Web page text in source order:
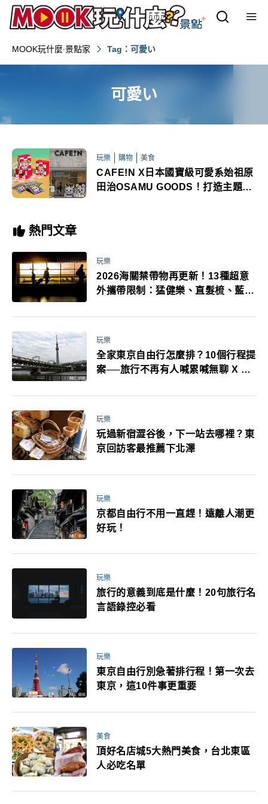
MOOK玩什麼‧景點家 Tag：可愛い
可愛い
玩樂 購物 美食
CAFE!N X日本國寶級可愛系始祖原
田治OSAMU GOODS！打造主題門
熱門文章
玩樂
2026海關禁帶物再更新！13種超意
外攜帶限制：猛健樂、直髮梳、藍牙
萬！注意事項一次看！
玩樂
全家東京自由行怎麼排？10個行程提
案──旅行不再有人喊累喊無聊 X 爸
玩樂
玩過新宿澀谷後，下一站去哪裡？東
京回訪客最推薦下北澤
玩樂
京都自由行不用一直趕！遠離人潮更
好玩！
玩樂
旅行的意義到底是什麼！20句旅行名
言語錄控必看
玩樂
東京自由行別急著排行程！第一次去
東京，這10件事更重要
美食
頂好名店城5大熱門美食，台北東區
人必吃名單